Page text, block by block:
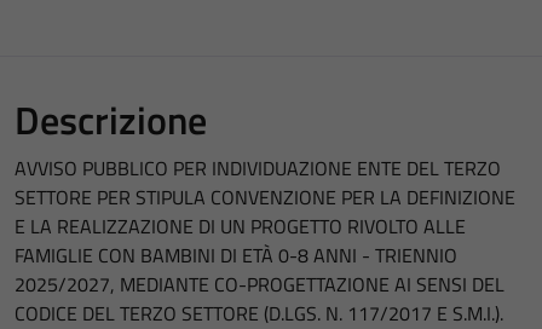
Descrizione
AVVISO PUBBLICO PER INDIVIDUAZIONE ENTE DEL TERZO
SETTORE PER STIPULA CONVENZIONE PER LA DEFINIZIONE
E LA REALIZZAZIONE DI UN PROGETTO RIVOLTO ALLE
FAMIGLIE CON BAMBINI DI ETÀ 0-8 ANNI - TRIENNIO
2025/2027, MEDIANTE CO-PROGETTAZIONE AI SENSI DEL
CODICE DEL TERZO SETTORE (D.LGS. N. 117/2017 E S.M.I.).